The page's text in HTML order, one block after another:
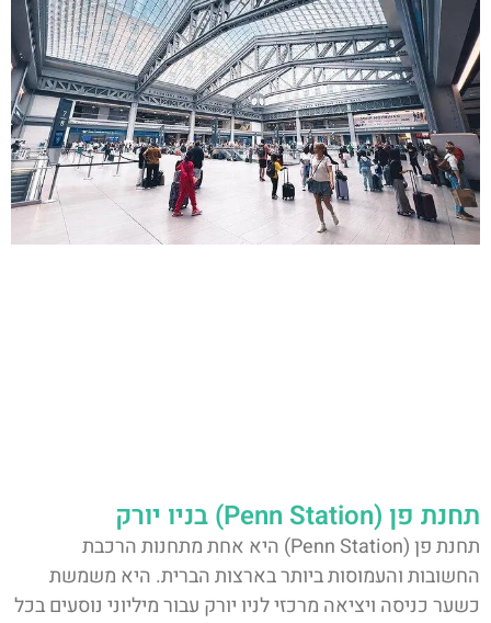
תחנת פן (Penn Station) בניו יורק
תחנת פן (Penn Station) היא אחת מתחנות הרכבת
החשובות והעמוסות ביותר בארצות הברית. היא משמשת
כשער כניסה ויציאה מרכזי לניו יורק עבור מיליוני נוסעים בכל